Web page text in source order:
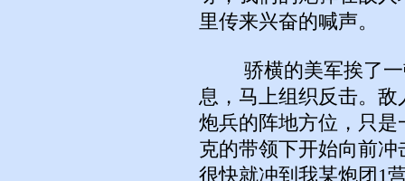
里传来兴奋的喊声。
骄横的美军挨了一
息，马上组织反击。
炮兵的阵地方位，只
克的带领下开始向前
很快就冲到我某炮团1